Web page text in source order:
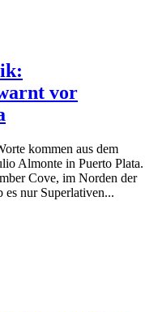
vor
kommen aus dem
Almonte in Puerto Plata.
Cove, im Norden der
nur Superlativen...